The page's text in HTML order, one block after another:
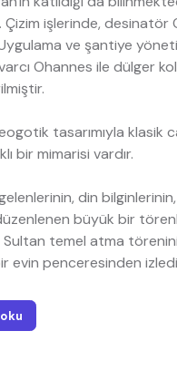
Çizim işlerinde, desinatör
Uygulama ve şantiye
Ohannes ile dülger
tasarımıyla klasik
bir mimarisi vardır.
din
büyük bir
temel atma
evin penceresinden